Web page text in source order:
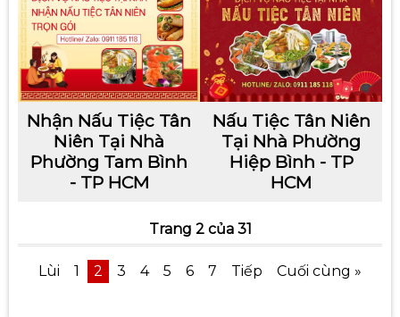
Nhận Nấu Tiệc Tân
Niên Tại Nhà
Phường Tam Bình
- TP HCM
Nấu Tiệc Tân Niên
Tại Nhà Phường
Hiệp Bình - TP
HCM
Trang 2 của 31
Lùi 1 2 3 4 5 6 7 Tiếp Cuối cùng »